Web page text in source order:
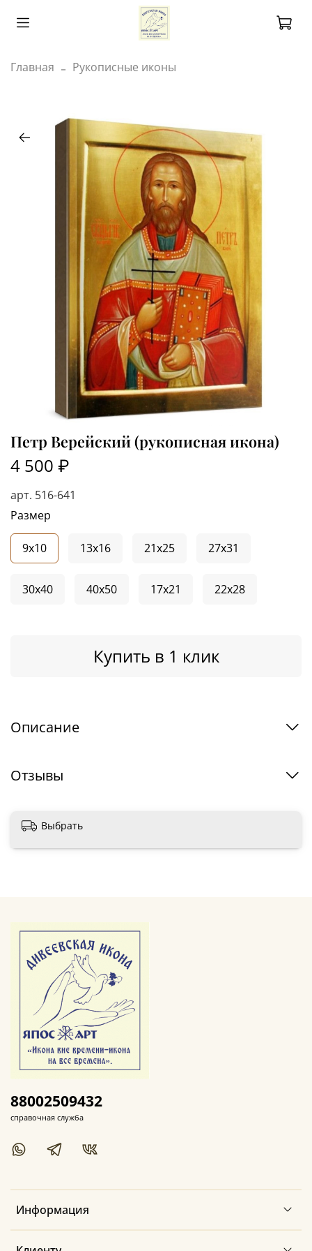
Главная Рукописные иконы
арт. 516-641
Петр Верейский (рукописная икона)
4 500 ₽
Купить в 1 клик
Размер
9x10 13x16 21x25 27x31
30x40 40x50 17x21 22x28
Описание
Отзывы
Выбрать
Информация
88002509432
справочная служба